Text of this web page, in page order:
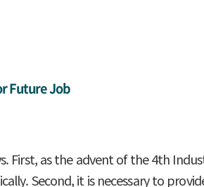
Future Job
First, as the advent of the 4th
Second, it is necessary to